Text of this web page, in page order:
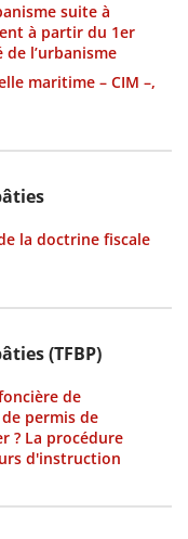
suite à
à partir du 1er
l’urbanisme
maritime – CIM –,
la doctrine fiscale
(TFBP)
de
permis de
? La procédure
d'instruction